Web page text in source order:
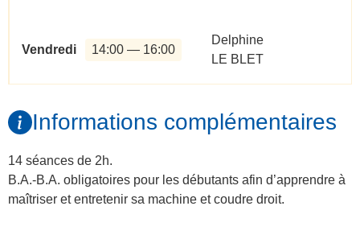
Vendredi 14:00 — 16:00
Delphine
LE BLET
Informations complémentaires
14 séances de 2h.
B.A.-B.A. obligatoires pour les débutants afin d’apprendre à
maîtriser et entretenir sa machine et coudre droit.